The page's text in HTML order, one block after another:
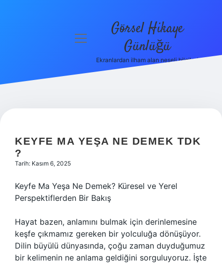
menüyü
Görsel Hikaye
Günlüğü
Ekranlardan ilham alan neşeli bilgiler!
KEYFE MA YEŞA NE DEMEK TDK
?
Tarih: Kasım 6, 2025
Keyfe Ma Yeşa Ne Demek? Küresel ve Yerel
Perspektiflerden Bir Bakış
Hayat bazen, anlamını bulmak için derinlemesine
keşfe çıkmamız gereken bir yolculuğa dönüşüyor.
Dilin büyülü dünyasında, çoğu zaman duyduğumuz
bir kelimenin ne anlama geldiğini sorguluyoruz. İşte